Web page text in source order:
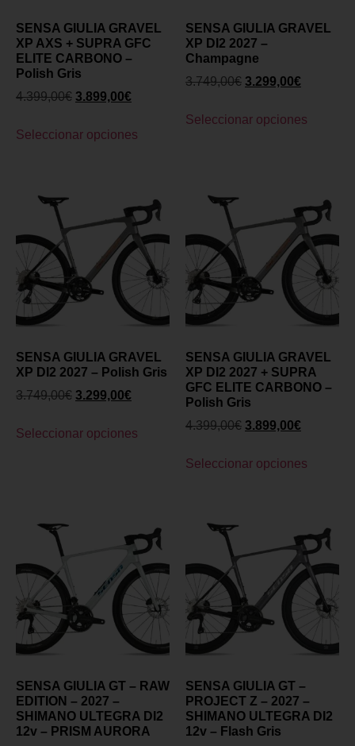
SENSA GIULIA GRAVEL
XP AXS + SUPRA GFC
ELITE CARBONO –
Polish Gris
4.399,00€ 3.899,00€
Seleccionar opciones
SENSA GIULIA GRAVEL
XP DI2 2027 –
Champagne
3.749,00€ 3.299,00€
Seleccionar opciones
SENSA GIULIA GRAVEL
XP DI2 2027 – Polish Gris
3.749,00€ 3.299,00€
Seleccionar opciones
SENSA GIULIA GRAVEL
XP DI2 2027 + SUPRA
GFC ELITE CARBONO –
Polish Gris
4.399,00€ 3.899,00€
Seleccionar opciones
SENSA GIULIA GT – RAW
EDITION – 2027 –
SHIMANO ULTEGRA DI2
12v – PRISM AURORA
SENSA GIULIA GT –
PROJECT Z – 2027 –
SHIMANO ULTEGRA DI2
12v – Flash Gris